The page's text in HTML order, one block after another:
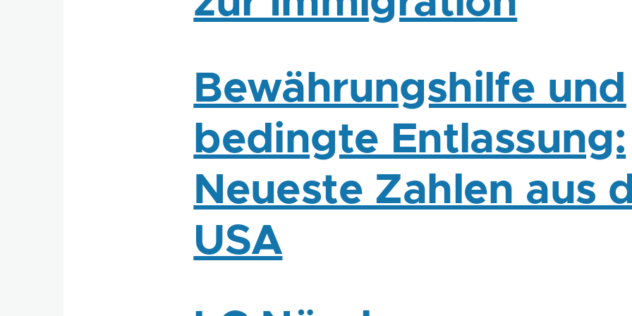
Bewährungshilfe und
bedingte Entlassung:
Neueste Zahlen aus
USA